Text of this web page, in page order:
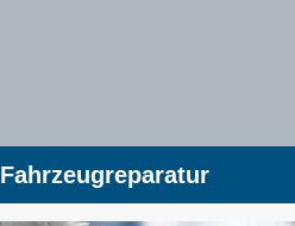
Fahrzeugreparatur